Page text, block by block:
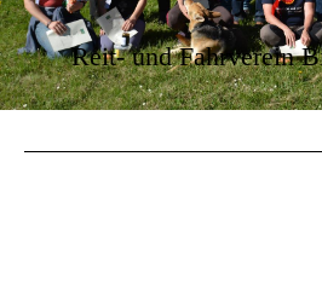
Reit- und Fahrverein